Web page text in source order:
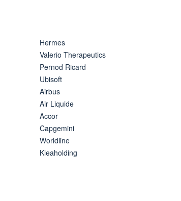
Hermes
Valerio Therapeutics
Pernod Ricard
Ubisoft
Airbus
Air Liquide
Accor
Capgemini
Worldline
Kleaholding